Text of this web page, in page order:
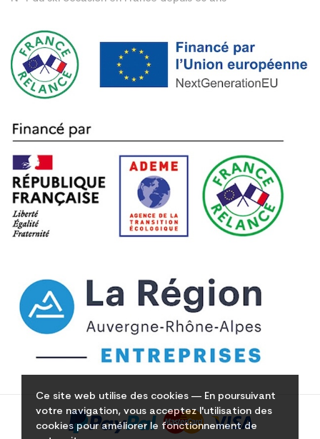
Ce site web utilise des cookies — En poursuivant
votre navigation, vous acceptez l'utilisation des
cookies pour améliorer le fonctionnement de